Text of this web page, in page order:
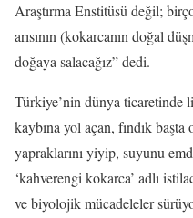
Araştırma Enstitüsü değil;
arısının (kokarcanın doğal
doğaya salacağız” dedi.
Türkiye’nin dünya ticaretinde
kaybına yol açan, fındık
yapraklarını yiyip, suyunu
‘kahverengi kokarca’ adlı
ve biyolojik mücadeleler